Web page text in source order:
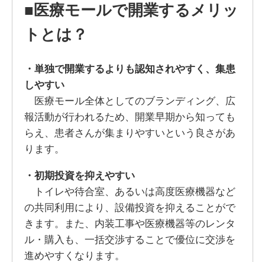
■医療モールで開業するメリッ
トとは？
・単独で開業するよりも認知されやすく、集患
しやすい
医療モール全体としてのブランディング、広
報活動が行われるため、開業早期から知っても
らえ、患者さんが集まりやすいという良さがあ
ります。
・初期投資を抑えやすい
トイレや待合室、あるいは高度医療機器など
の共同利用により、設備投資を抑えることがで
きます。また、内装工事や医療機器等のレンタ
ル・購入も、一括交渉することで優位に交渉を
進めやすくなります。